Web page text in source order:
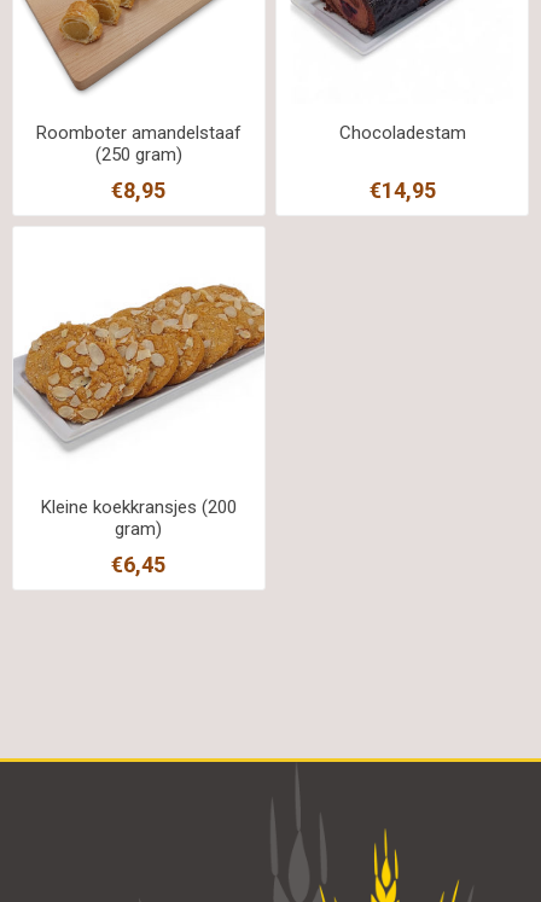
Roomboter amandelstaaf
(250 gram)
€8,95
Chocoladestam
€14,95
Kleine koekkransjes (200
gram)
€6,45